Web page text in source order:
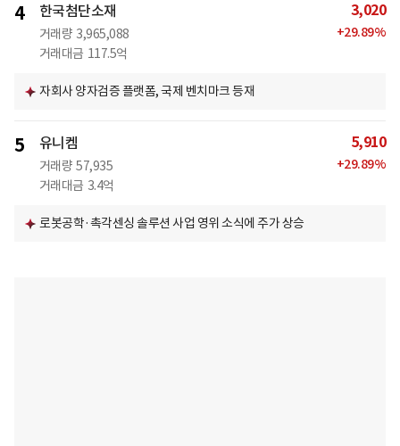
4 한국첨단소재
거래량 3,965,088
거래대금 117.5억
3,020
+29.89%
자회사 양자검증 플랫폼, 국제 벤치마크 등재
5 유니켐
거래량 57,935
거래대금 3.4억
5,910
+29.89%
로봇공학·촉각센싱 솔루션 사업 영위 소식에 주가 상승